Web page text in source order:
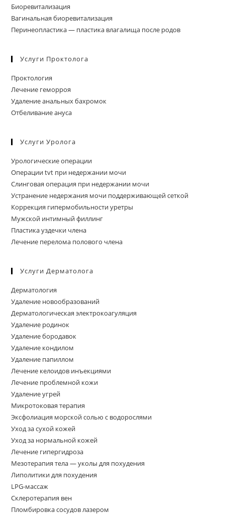
Биоревитализация
Вагинальная биоревитализация
Перинеопластика — пластика влагалища после родов
Услуги Проктолога
Проктология
Лечение геморроя
Удаление анальных бахромок
Отбеливание ануса
Услуги Уролога
Урологические операции
Операции tvt при недержании мочи
Слинговая операция при недержании мочи
Устранение недержания мочи поддерживающей сеткой
Коррекция гипермобильности уретры
Мужской интимный филлинг
Пластика уздечки члена
Лечение перелома полового члена
Услуги Дерматолога
Дерматология
Удаление новообразований
Дерматологическая электрокоагуляция
Удаление родинок
Удаление бородавок
Удаление кондилом
Удаление папиллом
Лечение келоидов инъекциями
Лечение проблемной кожи
Удаление угрей
Микротоковая терапия
Эксфолиация морской солью с водорослями
Уход за сухой кожей
Уход за нормальной кожей
Лечение гипергидроза
Мезотерапия тела — уколы для похудения
Липолитики для похудения
LPG-массаж
Склеротерапия вен
Пломбировка сосудов лазером